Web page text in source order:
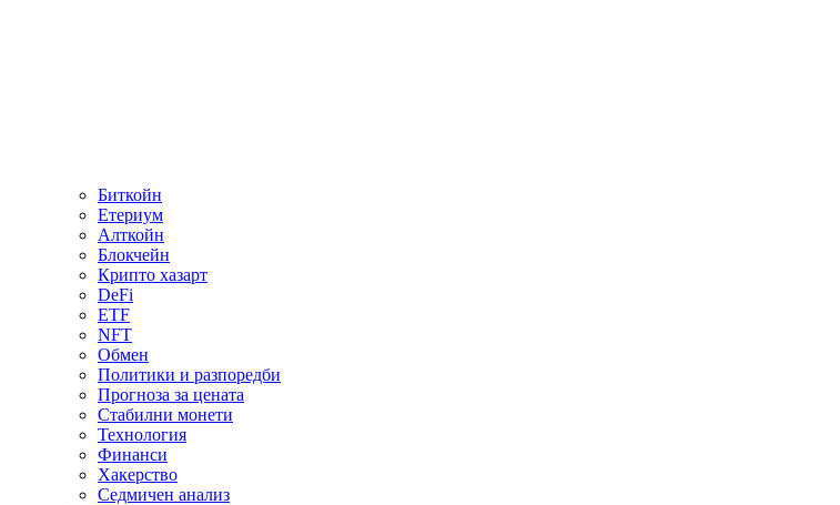
Биткойн
Етериум
Алткойн
Блокчейн
Крипто хазарт
DeFi
ETF
NFT
Обмен
Политики и разпоредби
Прогноза за цената
Стабилни монети
Технология
Финанси
Хакерство
Седмичен анализ